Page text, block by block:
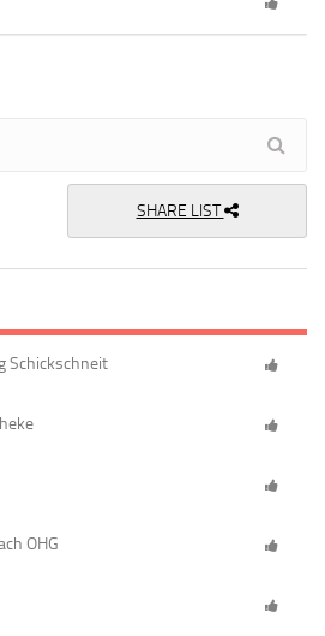
SHARE LIST
Schickschneit
OHG